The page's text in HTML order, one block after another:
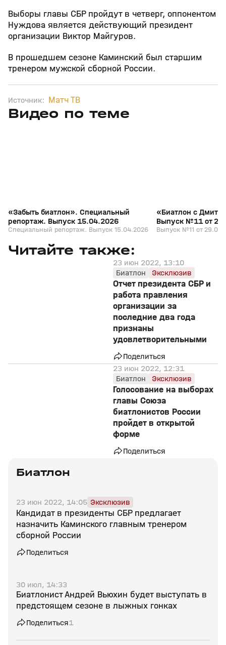
Выборы главы СБР пройдут в четверг, оппонентом
Нуждова является действующий президент
организации Виктор Майгуров.
В прошедшем сезоне Каминский был старшим
тренером мужской сборной России.
Источник: Матч ТВ
Видео по теме
15 апр, 13:09
«Забыть биатлон». Специальный
репортаж. Выпуск 15.04.2026
Специальный репортаж. Выпуск 15.04.2026
«Биатлон с
Выпуск №11 от
Выпуск №11 от
Читайте также:
23 июн 2022, 13:10
Биатлон
Эксклюзив
Отчет президента СБР и
работа правления
организации за
последние два года
признаны
удовлетворительными
Поделиться
23 июн 2022, 12:31
Биатлон
Эксклюзив
Голосование на выборах
главы Союза
биатлонистов России
пройдет в открытой
форме
Поделиться
Биатлон
23 июн 2022, 14:05 Эксклюзив
Кандидат в президенты СБР предлагает
назначить Каминского главным тренером
сборной России
Поделиться
30 июл, 14:33
Биатлонист Андрей Вьюхин будет выступать в
предстоящем сезоне в лыжных гонках
Поделиться1